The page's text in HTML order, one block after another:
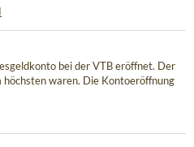
bei der VTB eröffnet. Der
höchsten waren. Die Kontoeröffnung